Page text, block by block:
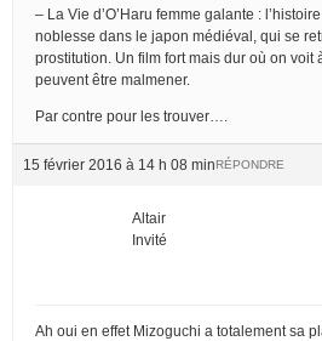
– La Vie d’O’Haru femme galante :
noblesse dans le japon médiéval, qui se
prostitution. Un film fort mais dur où on voit
peuvent être malmener.
Par contre pour les trouver….
15 février 2016 à 14 h 08 minRÉPONDRE
Altair
Invité
Ah oui en effet Mizoguchi a totalement sa